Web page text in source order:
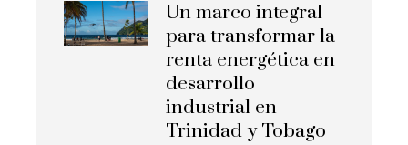
Un marco integral
para transformar la
renta energética en
desarrollo
industrial en
Trinidad y Tobago